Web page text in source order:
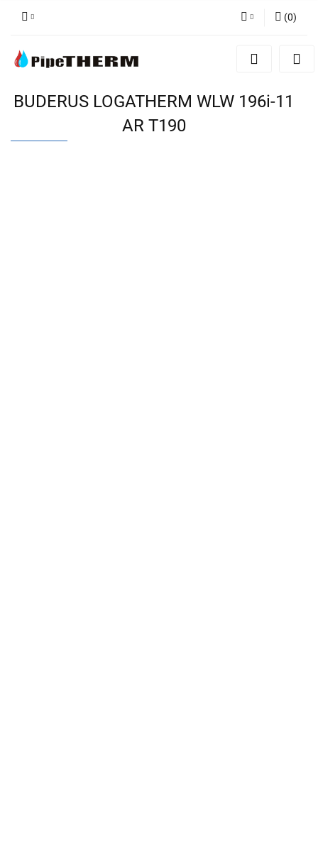
Zaloguj się
Dodaj zgłoszenie
(0)
BUDERUS LOGATHERM WLW 196i-11
AR T190